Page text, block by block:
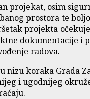
projekat, osim
prostora te
projekta
dokumentacije i
radova.
nizu koraka Grada
i ugodnijeg